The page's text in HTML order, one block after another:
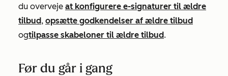
du overveje at konfigurere e-signaturer til ældre
tilbud, opsætte godkendelser af ældre tilbud
ogtilpasse skabeloner til ældre tilbud.
Før du går i gang